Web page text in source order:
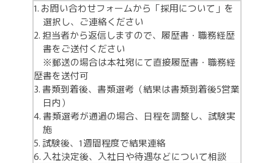
お問い合わせフォームから「採用について」を
選択し、ご連絡ください
担当者から返信しますので、履歴書・職務経歴
書をご送付ください
※郵送の場合は本社宛にて直接履歴書・職務経
歴書を送付可
書類到着後、書類選考（結果は書類到着後5営業
日内）
書類選考が通過の場合、日程を調整し、試験実
施
試験後、1週間程度で結果連絡
入社決定後、入社日や待遇などについて相談